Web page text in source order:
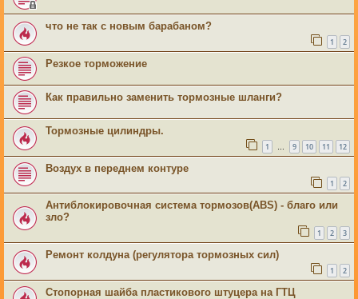
что не так с новым барабаном?
1 2
Резкое торможение
Как правильно заменить тормозные шланги?
Тормозные цилиндры.
1 … 9 10 11 12
Воздух в переднем контуре
1 2
Антиблокировочная система тормозов(ABS) - благо или
зло?
1 2 3
Ремонт колдуна (регулятора тормозных сил)
1 2
Стопорная шайба пластикового штуцера на ГТЦ